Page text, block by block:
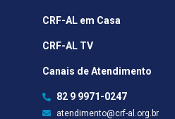
CRF-AL em Casa
CRF-AL TV
Canais de Atendimento
82 9 9971-0247
atendimento@crf-al.org.br